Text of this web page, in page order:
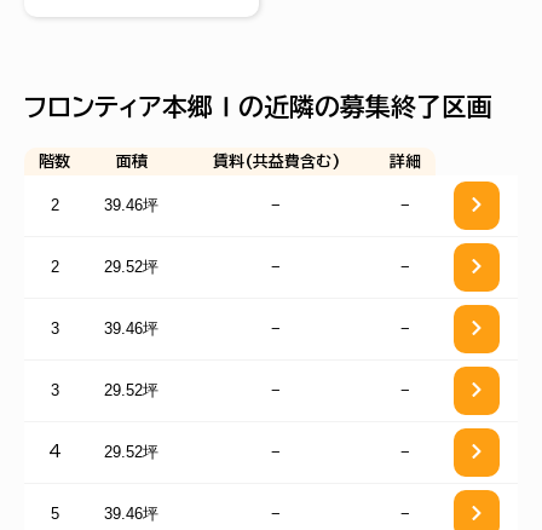
フロンティア本郷Ⅰの近隣の募集終了区画
階数 面積 賃料(共益費含む) 詳細
2 39.46坪 − −
2 29.52坪 − −
3 39.46坪 − −
3 29.52坪 − −
4 29.52坪 − −
5 39.46坪 − −